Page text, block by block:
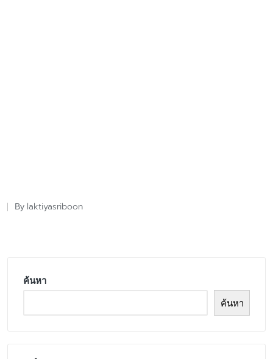
Posted
By laktiyasriboon
ค้นหา
ค้นหา